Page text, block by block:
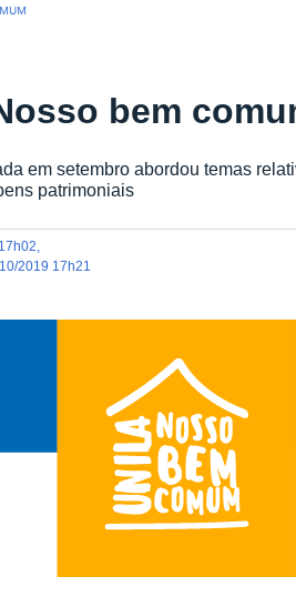
bem
em setembro abordou temas
patrimoniais
2019 17h21